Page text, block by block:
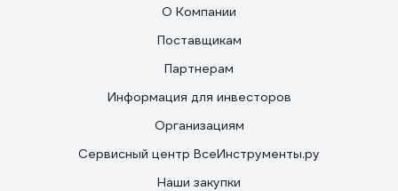
О Компании
Поставщикам
Партнерам
Информация для инвесторов
Организациям
Сервисный центр ВсеИнструменты.ру
Наши закупки